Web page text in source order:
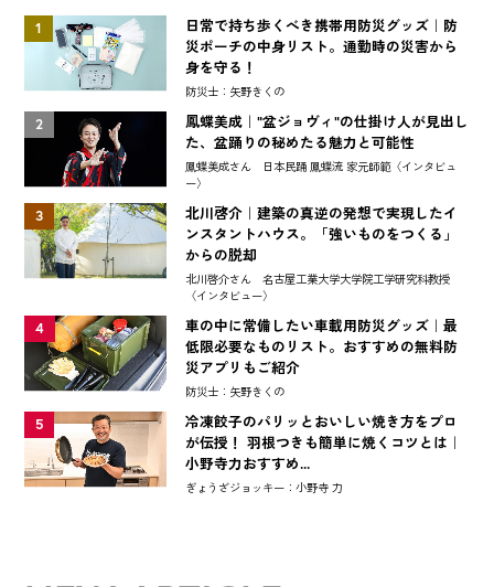
1
日常で持ち歩くべき携帯用防災グッズ｜防
災ポーチの中身リスト。通勤時の災害から
身を守る！
防災士：矢野きくの
2
鳳蝶美成｜"盆ジョヴィ"の仕掛け人が見出し
た、盆踊りの秘めたる魅力と可能性
鳳蝶美成さん 日本民踊 鳳蝶流 家元師範〈インタビュ
ー〉
3
北川啓介｜建築の真逆の発想で実現したイ
ンスタントハウス。「強いものをつくる」
からの脱却
北川啓介さん 名古屋工業大学大学院工学研究科教授
〈インタビュー〉
4
車の中に常備したい車載用防災グッズ｜最
低限必要なものリスト。おすすめの無料防
災アプリもご紹介
防災士：矢野きくの
5
冷凍餃子のパリッとおいしい焼き方をプロ
が伝授！ 羽根つきも簡単に焼くコツとは｜
小野寺力おすすめ...
ぎょうざジョッキー：小野寺 力